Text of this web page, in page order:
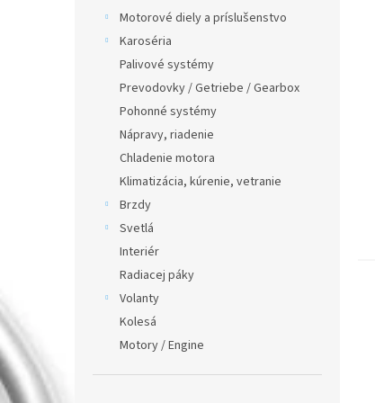
Motorové diely a príslušenstvo
Karoséria
Palivové systémy
Prevodovky / Getriebe / Gearbox
Pohonné systémy
Nápravy, riadenie
Chladenie motora
Klimatizácia, kúrenie, vetranie
Brzdy
Svetlá
Interiér
Radiacej páky
Volanty
Kolesá
Motory / Engine